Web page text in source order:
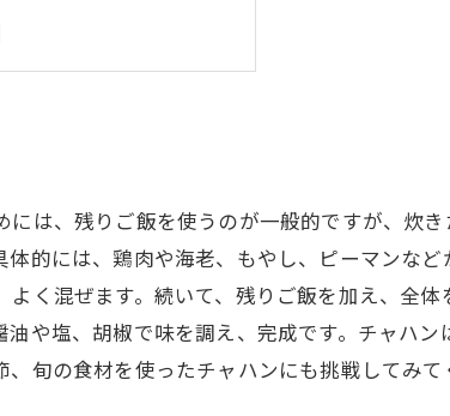
ャハンの秘密
料の使い方
新しい世界
は、残りご飯を使うのが一般的ですが、炊
的には、鶏肉や海老、もやし、ピーマンなど
く混ぜます。続いて、残りご飯を加え、全体
や塩、胡椒で味を調え、完成です。チャハン
旬の食材を使ったチャハンにも挑戦してみて